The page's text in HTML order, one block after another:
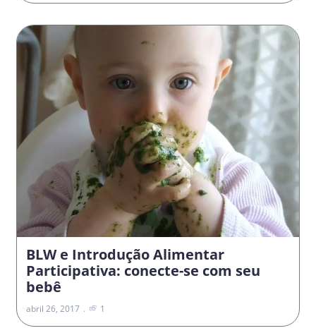
BLW e Introdução Alimentar
Participativa: conecte-se com seu
bebê
abril 26, 2017 1